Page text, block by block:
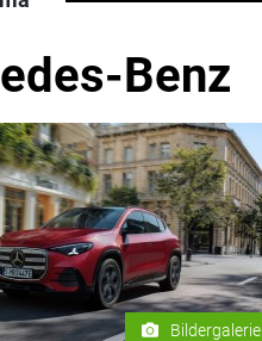
Benz
Bildergalerie